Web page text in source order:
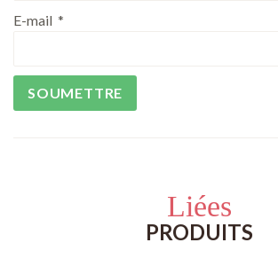
E-mail *
Liées
PRODUITS